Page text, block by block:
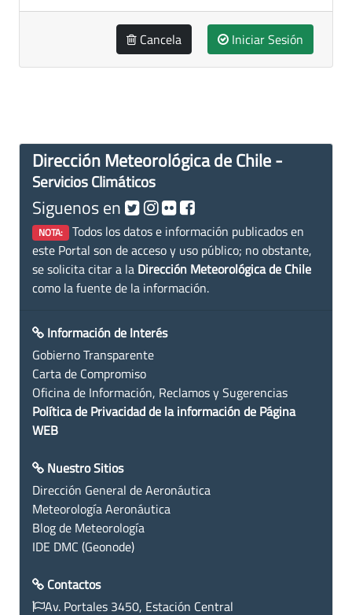
Cancela Iniciar Sesión
Dirección Meteorológica de Chile -
Servicios Climáticos
Siguenos en
NOTA: Todos los datos e información publicados en
este Portal son de acceso y uso público; no obstante,
se solicita citar a la Dirección Meteorológica de Chile
como la fuente de la información.
Información de Interés
Gobierno Transparente
Carta de Compromiso
Oficina de Información, Reclamos y Sugerencias
Política de Privacidad de la información de Página
WEB
Nuestro Sitios
Dirección General de Aeronáutica
Meteorología Aeronáutica
Blog de Meteorología
IDE DMC (Geonode)
Contactos
Av. Portales 3450, Estación Central